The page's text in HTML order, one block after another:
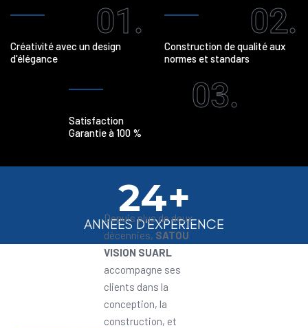
01.
Créativité avec un design
d'élégance
02.
Construction de qualité aux
normes et standars
03.
Satisfaction
Garantie à 100 %
24+
ANNEES D'EXPERIENCE
Depuis plus de deux
décennies, SATOU
VISION SUARL
accompagne ses
clients dans la
conception, la
construction, et